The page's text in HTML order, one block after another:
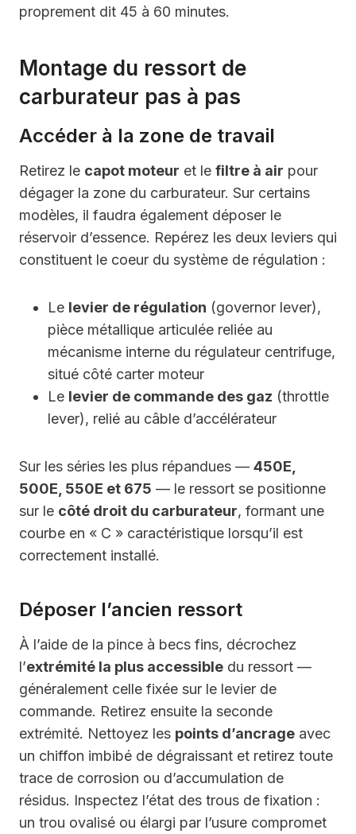
proprement dit 45 à 60 minutes.
Montage du ressort de
carburateur pas à pas
Accéder à la zone de travail
Retirez le capot moteur et le filtre à air pour
dégager la zone du carburateur. Sur certains
modèles, il faudra également déposer le
réservoir d’essence. Repérez les deux leviers qui
constituent le coeur du système de régulation :
Le levier de régulation (governor lever),
pièce métallique articulée reliée au
mécanisme interne du régulateur centrifuge,
situé côté carter moteur
Le levier de commande des gaz (throttle
lever), relié au câble d’accélérateur
Sur les séries les plus répandues — 450E,
500E, 550E et 675 — le ressort se positionne
sur le côté droit du carburateur, formant une
courbe en « C » caractéristique lorsqu’il est
correctement installé.
Déposer l’ancien ressort
À l’aide de la pince à becs fins, décrochez
l’extrémité la plus accessible du ressort —
généralement celle fixée sur le levier de
commande. Retirez ensuite la seconde
extrémité. Nettoyez les points d’ancrage avec
un chiffon imbibé de dégraissant et retirez toute
trace de corrosion ou d’accumulation de
résidus. Inspectez l’état des trous de fixation :
un trou ovalisé ou élargi par l’usure compromet